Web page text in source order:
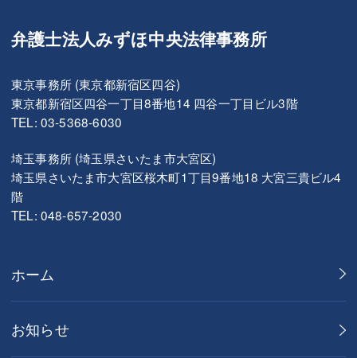
弁護士法人みずほ中央法律事務所
東京事務所 (東京都新宿区四谷)
東京都新宿区四谷一丁目8番地14 四谷一丁目ビル3階
TEL: 03-5368-6030
埼玉事務所 (埼玉県さいたま市大宮区)
埼玉県さいたま市大宮区桜木町1丁目9番地18 大宮三貴ビル4
階
TEL: 048-657-2030
ホーム
お知らせ